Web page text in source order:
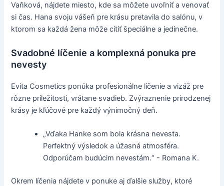
Vaňková, nájdete miesto, kde sa môžete uvoľniť a venovať
si čas. Hana svoju vášeň pre krásu pretavila do salónu, v
ktorom sa každá žena môže cítiť špeciálne a jedinečne.
Svadobné líčenie a komplexná ponuka pre
nevesty
Evita Cosmetics ponúka profesionálne líčenie a vizáž pre
rôzne príležitosti, vrátane svadieb. Zvýraznenie prirodzenej
krásy je kľúčové pre každý výnimočný deň.
„Vďaka Hanke som bola krásna nevesta.
Perfektný výsledok a úžasná atmosféra.
Odporúčam budúcim nevestám.“ - Romana K.
Okrem líčenia nájdete v ponuke aj ďalšie služby, ktoré